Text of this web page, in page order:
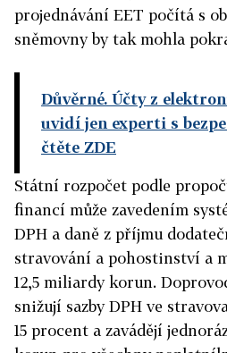
projednávání EET počítá s
sněmovny by tak mohla
Důvěrné. Účty z
uvidí jen experti s
čtěte ZDE
Státní rozpočet podle
financí může zavedením
DPH a daně z příjmu
stravování a pohostinství a
12,5 miliardy korun.
snižují sazby DPH ve
15 procent a zavádějí